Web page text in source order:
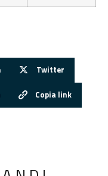
Twitter
Copia link